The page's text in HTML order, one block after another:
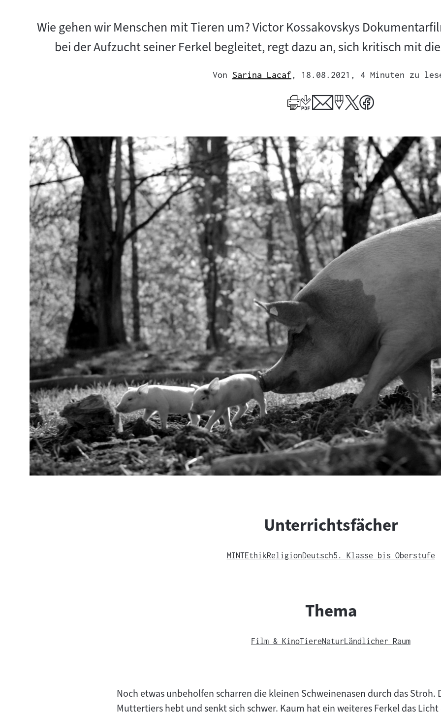
Wie gehen wir Menschen mit Tieren um? Victor Kossakovskys
bei der Aufzucht seiner Ferkel begleitet, regt dazu an, sich kritisch mit
Von Sarina Lacaf
Author
, 18.08.2021 , 4 Minuten zu
Unterrichtsfächer
MINTEthikReligionDeutsch5. Klasse bis Oberstufe
Thema
Film & KinoTiereNaturLändlicher Raum
Noch etwas unbeholfen scharren die kleinen Schweinenasen durch das Stroh.
Muttertiers hebt und senkt sich schwer. Kaum hat ein weiteres Ferkel das